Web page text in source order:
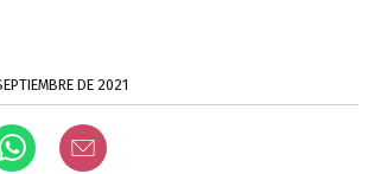
DE 2021